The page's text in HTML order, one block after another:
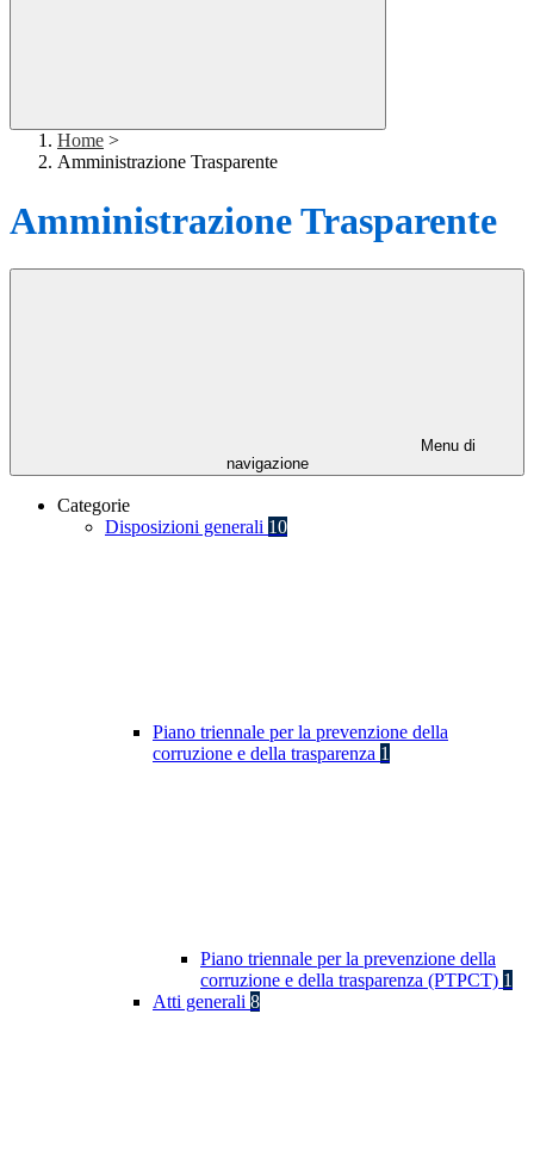
Home >
Amministrazione Trasparente
Amministrazione Trasparente
Menu di
navigazione
Categorie
Disposizioni generali 10
Piano triennale per la prevenzione della
corruzione e della trasparenza 1
Piano triennale per la prevenzione della
corruzione e della trasparenza (PTPCT) 1
Atti generali 8